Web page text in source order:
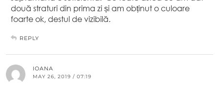
două straturi din prima zi și am obținut o culoare
foarte ok, destul de vizibilă.
REPLY
IOANA
MAY 26, 2019 / 07:19